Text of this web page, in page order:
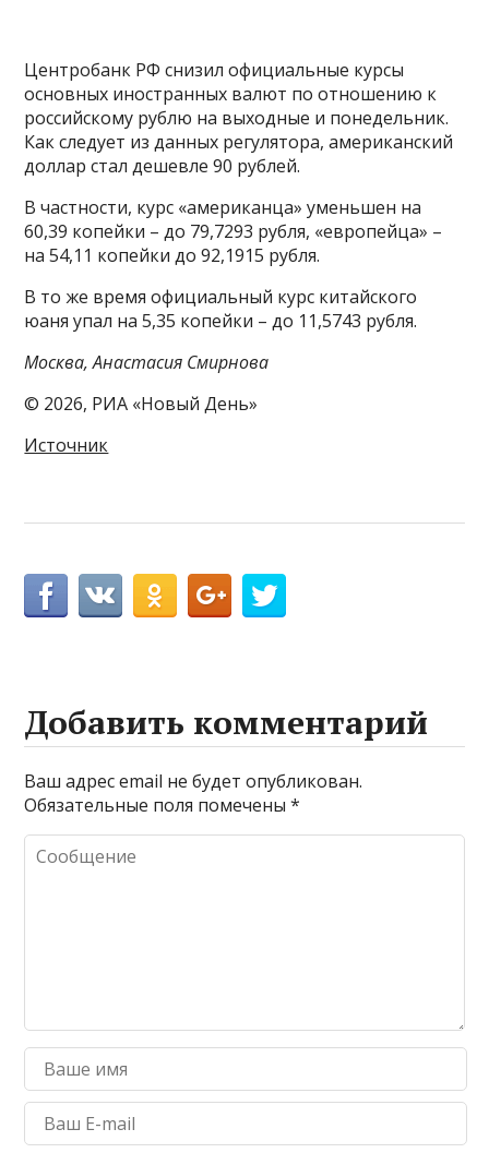
Центробанк РФ снизил официальные курсы
основных иностранных валют по отношению к
российскому рублю на выходные и понедельник.
Как следует из данных регулятора, американский
доллар стал дешевле 90 рублей.
В частности, курс «американца» уменьшен на
60,39 копейки – до 79,7293 рубля, «европейца» –
на 54,11 копейки до 92,1915 рубля.
В то же время официальный курс китайского
юаня упал на 5,35 копейки – до 11,5743 рубля.
Москва, Анастасия Смирнова
© 2026, РИА «Новый День»
Источник
Добавить комментарий
Ваш адрес email не будет опубликован.
Обязательные поля помечены*